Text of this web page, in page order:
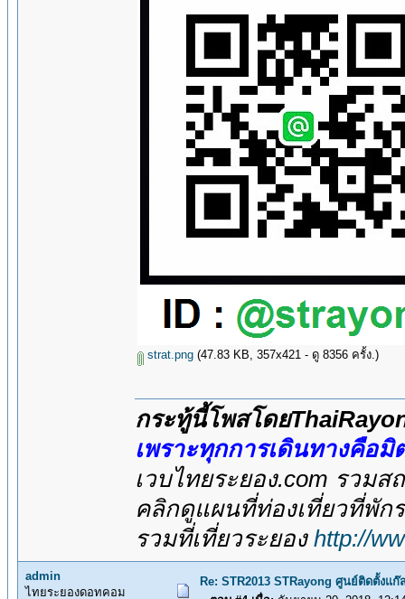
strat.png (47.83 KB, 357x421 - ดู 8356 ครั้ง.)
กระทู้นี้โพสโดย
เพราะทุกการเดินทางคือมิ
เวบไทยระยอง.com รวม
คลิกดูแผนที่ท่องเที่ยวที่พัก
รวมที่เที่ยวระยอง http://
admin
ไทยระยองดอทคอม
Re: STR2013 STRayong ศูนย์ติดตั้งแก๊